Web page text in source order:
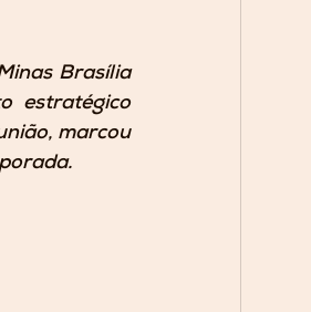
Brasília
estratégico
marcou